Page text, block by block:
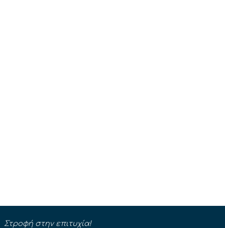
Στροφή στην επιτυχία!